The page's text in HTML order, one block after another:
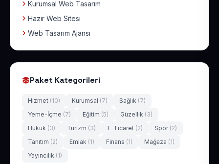
Kurumsal Web Tasarım
Hazır Web Sitesi
Web Tasarım Ajansı
Paket Kategorileri
Hizmet (10) Kurumsal (7) Sağlık (7)
Yeme-İçme (7) Eğitim (5) Güzellik (3)
Hukuk (3) Turizm (3) E-Ticaret (2) Spor (2)
Tanıtım (2) Emlak (1) Finans (1) Mağaza (1)
Yayıncılık (1)